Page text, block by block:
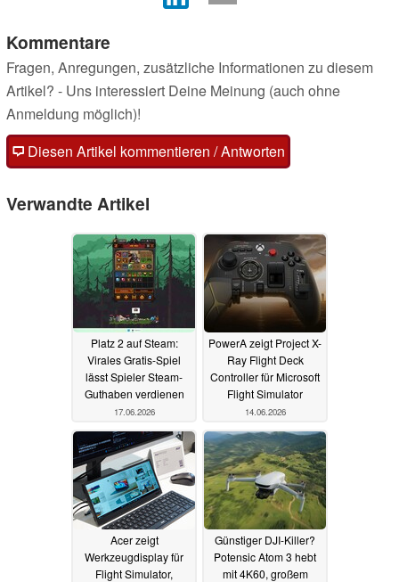
Kommentare
Fragen, Anregungen, zusätzliche Informationen zu diesem
Artikel? - Uns interessiert Deine Meinung (auch ohne
Anmeldung möglich)!
Diesen Artikel kommentieren / Antworten
Verwandte Artikel
Platz 2 auf Steam:
Virales Gratis-Spiel
lässt Spieler Steam-
Guthaben verdienen
17.06.2026
PowerA zeigt Project X-
Ray Flight Deck
Controller für Microsoft
Flight Simulator
14.06.2026
Acer zeigt
Werkzeugdisplay für
Flight Simulator,
Günstiger DJI-Killer?
Potensic Atom 3 hebt
mit 4K60, großem